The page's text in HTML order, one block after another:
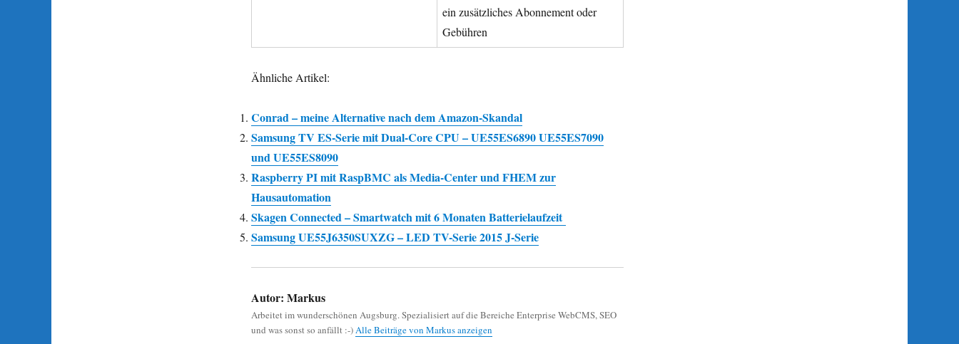
ein zusätzliches Abonnement oder
Gebühren
Ähnliche Artikel:
Conrad – meine Alternative nach dem Amazon-Skandal
Samsung TV ES-Serie mit Dual-Core CPU – UE55ES6890 UE55ES7090
und UE55ES8090
Raspberry PI mit RaspBMC als Media-Center und FHEM zur
Hausautomation
Skagen Connected – Smartwatch mit 6 Monaten Batterielaufzeit
Samsung UE55J6350SUXZG – LED TV-Serie 2015 J-Serie
Autor: Markus
Arbeitet im wunderschönen Augsburg. Spezialisiert auf die Bereiche Enterprise WebCMS, SEO
und was sonst so anfällt :-)Alle Beiträge von Markus anzeigen